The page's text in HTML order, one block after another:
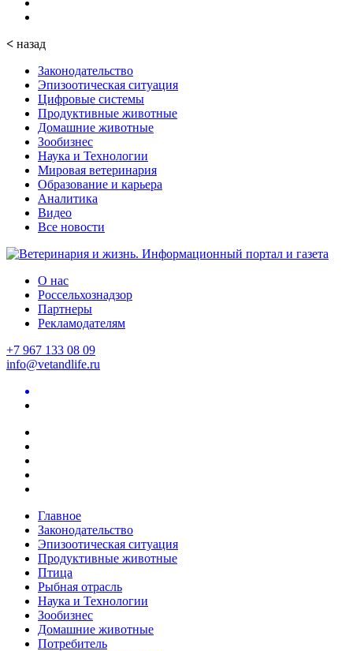
< назад
Законодательство
Эпизоотическая ситуация
Цифровые системы
Продуктивные животные
Домашние животные
Зообизнес
Наука и Технологии
Мировая ветеринария
Образование и карьера
Аналитика
Видео
Все новости
О нас
Россельхознадзор
Партнеры
Рекламодателям
+7 967 133 08 09
info@vetandlife.ru
Главное
Законодательство
Эпизоотическая ситуация
Продуктивные животные
Птица
Рыбная отрасль
Наука и Технологии
Зообизнес
Домашние животные
Потребитель